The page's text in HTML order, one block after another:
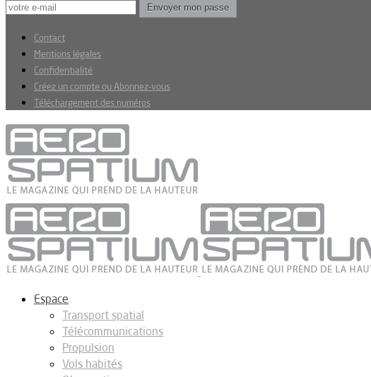
Contact
Mentions légales
Confidentialité
Créez un compte ou Abonnez-vous
Téléchargement des numéros
Espace
Transport spatial
Télécommunications
Propulsion
Vols habités